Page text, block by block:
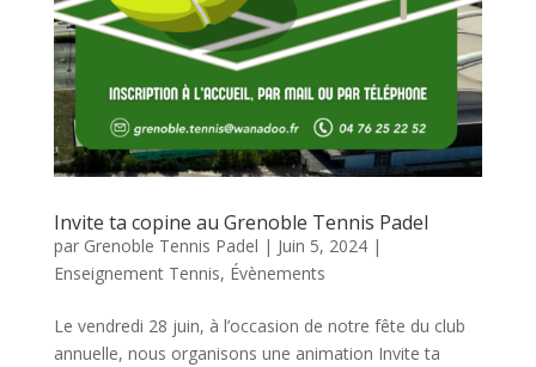
Invite ta copine au Grenoble Tennis Padel
par Grenoble Tennis Padel | Juin 5, 2024|
Enseignement Tennis, Évènements
Le vendredi 28 juin, à l’occasion de notre fête du club
annuelle, nous organisons une animation Invite ta